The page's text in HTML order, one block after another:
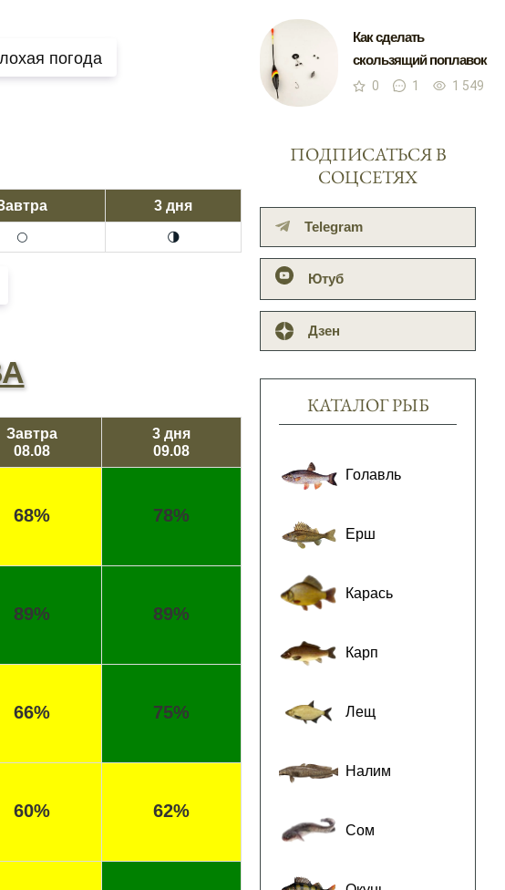
погода
3 дня
🌕 🌗
Завтра
08.08
3 дня
09.08
68% 78%
89% 89%
66% 75%
60% 62%
Как сделать
скользящий поплавок
0 1 1 549
ПОДПИСАТЬСЯ В
СОЦСЕТЯХ
Telegram
Ютуб
Дзен
КАТАЛОГ РЫБ
Голавль
Ерш
Карась
Карп
Лещ
Налим
Сом